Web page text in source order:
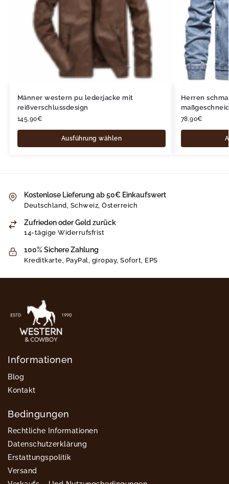
Männer western pu lederjacke mit
reißverschlussdesign
145,90€
Ausführung wählen
Herren
78,90€
Kostenlose Lieferung ab 50€ Einkaufswert
Deutschland, Schweiz, Österreich
Zufrieden oder Geld zurück
14-tägige Widerrufsfrist
100% Sichere Zahlung
Kreditkarte, PayPal, giropay, Sofort, EPS
Informationen
Blog
Kontakt
Bedingungen
Rechtliche Informationen
Datenschutzerklärung
Erstattungspolitik
Versand